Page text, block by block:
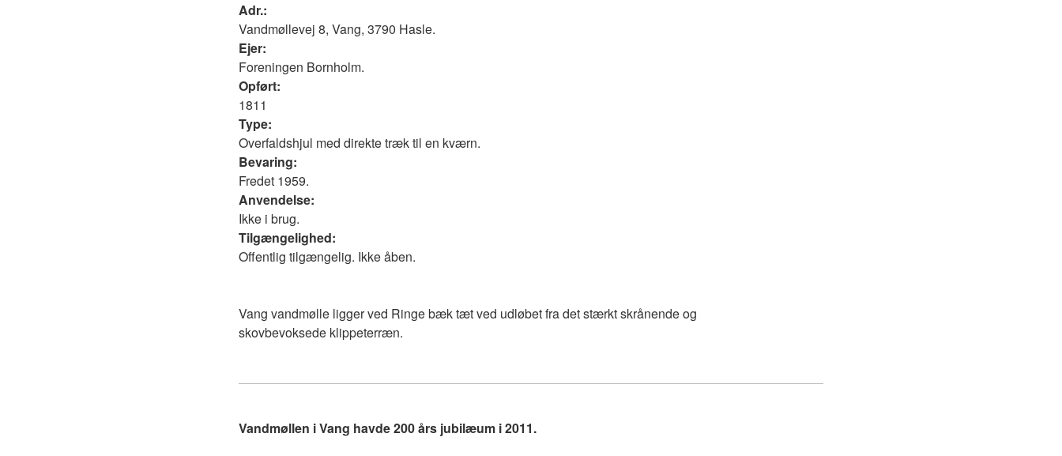
Adr.:
Vandmøllevej 8, Vang, 3790 Hasle.
Ejer:
Foreningen Bornholm.
Opført:
1811
Type:
Overfaldshjul med direkte træk til en kværn.
Bevaring:
Fredet 1959.
Anvendelse:
Ikke i brug.
Tilgængelighed:
Offentlig tilgængelig. Ikke åben.
Vang vandmølle ligger ved Ringe bæk tæt ved udløbet fra det stærkt skrånende og
skovbevoksede klippeterræn.
Vandmøllen i Vang havde 200 års jubilæum i 2011.